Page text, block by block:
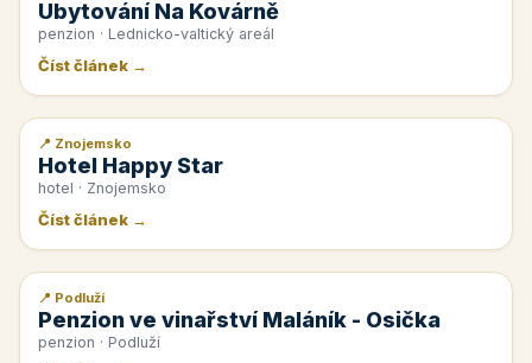
Ubytování Na Kovárně
penzion · Lednicko-valtický areál
Číst článek →
📰 PR článek
📍 Znojemsko
Hotel Happy Star
hotel · Znojemsko
Číst článek →
📰 PR článek
📍 Podluží
Penzion ve vinařství Maláník - Osička
penzion · Podluží